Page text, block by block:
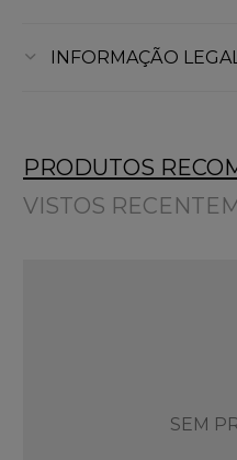
INFORMAÇÃO
PRODUTOS
VISTOS
SEM